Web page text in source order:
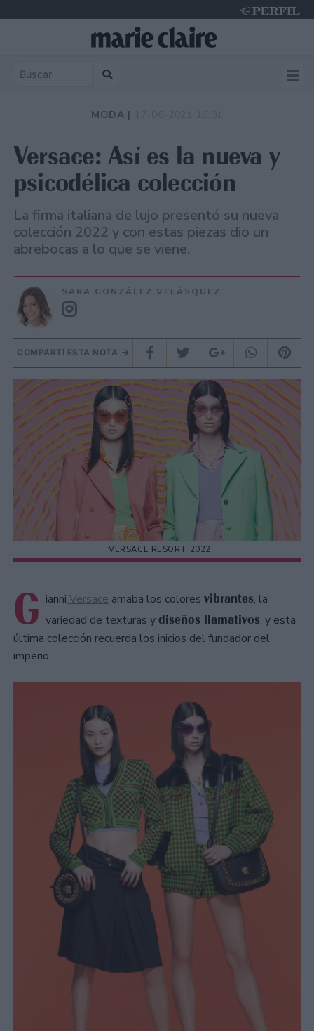
MODA |
Versace: Así es la nueva y
psicodélica colección
La firma italiana de lujo presentó su nueva
colección 2022 y con estas piezas dio un
abrebocas a lo que se viene.
SARA GONZÁLEZ VELÁSQUEZ
COMPARTÍ ESTA NOTA
VERSACE RESORT 2022
G ianni Versace amaba los colores vibrantes, la
variedad de texturas ydiseños llamativos, y esta
última colección recuerda los inicios del fundador del
imperio.